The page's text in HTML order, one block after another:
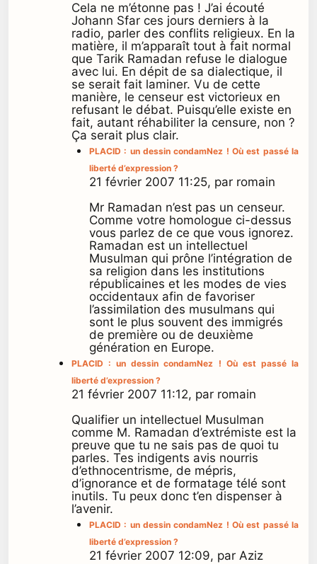
Cela ne m’étonne pas ! J’ai écouté
Johann Sfar ces jours derniers à la
radio, parler des conflits religieux. En la
matière, il m’apparaît tout à fait normal
que Tarik Ramadan refuse le dialogue
avec lui. En dépit de sa dialectique, il
se serait fait laminer. Vu de cette
manière, le censeur est victorieux en
refusant le débat. Puisqu’elle existe en
fait, autant réhabiliter la censure, non ?
Ça serait plus clair.
PLACID : un dessin condamNez ! Où est passé la
liberté d’expression ?
21 février 2007 11:25, par romain
Mr Ramadan n’est pas un censeur.
Comme votre homologue ci-dessus
vous parlez de ce que vous ignorez.
Ramadan est un intellectuel
Musulman qui prône l’intégration de
sa religion dans les institutions
républicaines et les modes de vies
occidentaux afin de favoriser
l’assimilation des musulmans qui
sont le plus souvent des immigrés
de première ou de deuxième
génération en Europe.
PLACID : un dessin condamNez ! Où est passé la
liberté d’expression ?
21 février 2007 11:12, par romain
Qualifier un intellectuel Musulman
comme M. Ramadan d’extrémiste est la
preuve que tu ne sais pas de quoi tu
parles. Tes indigents avis nourris
d’ethnocentrisme, de mépris,
d’ignorance et de formatage télé sont
inutils. Tu peux donc t’en dispenser à
l’avenir.
PLACID : un dessin condamNez ! Où est passé la
liberté d’expression ?
21 février 2007 12:09, par Aziz